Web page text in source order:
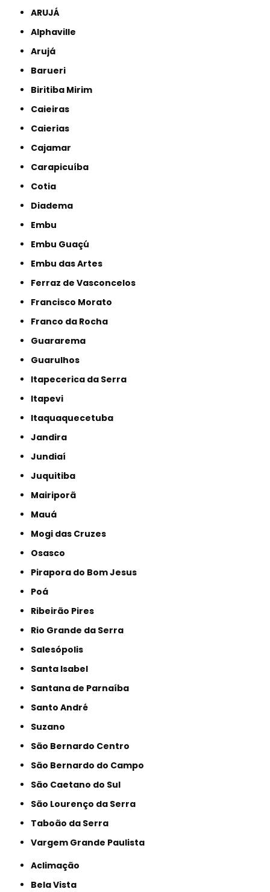
ARUJÁ
Alphaville
Arujá
Barueri
Biritiba Mirim
Caieiras
Caierias
Cajamar
Carapicuíba
Cotia
Diadema
Embu
Embu Guaçú
Embu das Artes
Ferraz de Vasconcelos
Francisco Morato
Franco da Rocha
Guararema
Guarulhos
Itapecerica da Serra
Itapevi
Itaquaquecetuba
Jandira
Jundiaí
Juquitiba
Mairiporã
Mauá
Mogi das Cruzes
Osasco
Pirapora do Bom Jesus
Poá
Ribeirão Pires
Rio Grande da Serra
Salesópolis
Santa Isabel
Santana de Parnaíba
Santo André
Suzano
São Bernardo Centro
São Bernardo do Campo
São Caetano do Sul
São Lourenço da Serra
Taboão da Serra
Vargem Grande Paulista
Aclimação
Bela Vista